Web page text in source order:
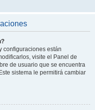
configuraciones están
visite el Panel de
de usuario que se encuentra
sistema le permitirá cambiar